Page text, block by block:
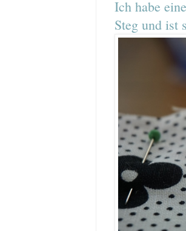
Ich habe
Steg und ist